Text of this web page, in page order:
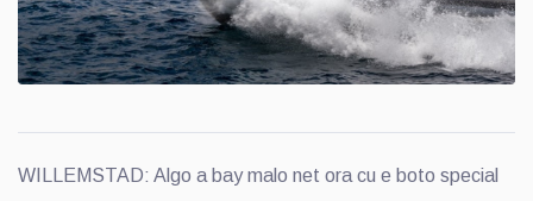
WILLEMSTAD: Algo a bay malo net ora cu e boto special